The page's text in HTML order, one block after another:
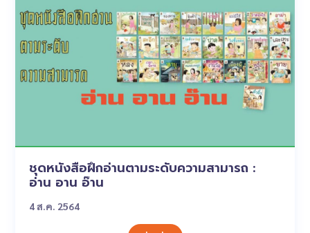
ชุดหนังสือฝึกอ่านตามระดับความสามารถ :
อ่าน อาน อ๊าน
4 ส.ค. 2564